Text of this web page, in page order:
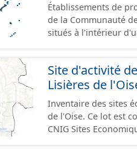
Établissements de
de la Communauté de
situés à l'intérieur
terrains à vocation
du CNIG se limitant
Site d'activité
Lisières de
Inventaire des sites
de l'Oise. Ce lot est
CNIG Sites